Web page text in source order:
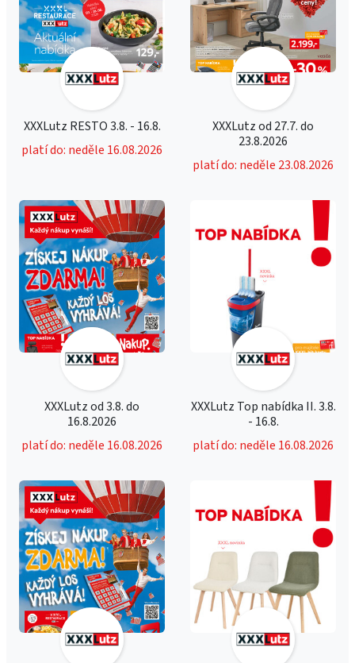
XXXLutz RESTO 3.8. - 16.8.
platí do: neděle 16.08.2026
XXXLutz od 27.7. do
23.8.2026
platí do: neděle 23.08.2026
XXXLutz od 3.8. do
16.8.2026
platí do: neděle 16.08.2026
XXXLutz Top nabídka II. 3.8.
- 16.8.
platí do: neděle 16.08.2026